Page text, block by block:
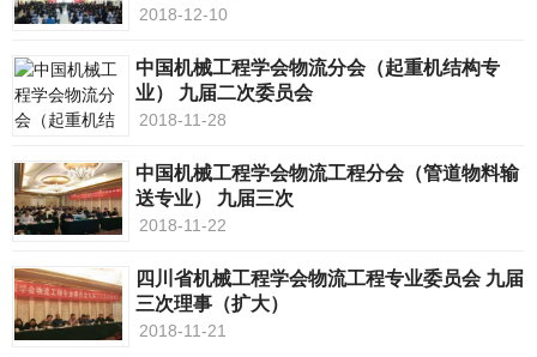
2018-12-10
中国机械工程学会物流分会（起重机结构专
业） 九届二次委员会
2018-11-28
中国机械工程学会物流工程分会（管道物料输
送专业） 九届三次
2018-11-22
四川省机械工程学会物流工程专业委员会 九届
三次理事（扩大）
2018-11-21